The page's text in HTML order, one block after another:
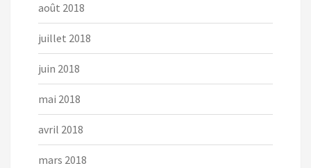
août 2018
juillet 2018
juin 2018
mai 2018
avril 2018
mars 2018